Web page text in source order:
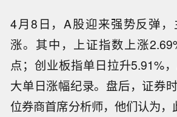
4月8日，A股迎来强势反弹
涨。其中，上证指数上涨
点；创业板指单日拉升5.91%
大单日涨幅纪录。盘后，证券
位券商首席分析师，他们认为